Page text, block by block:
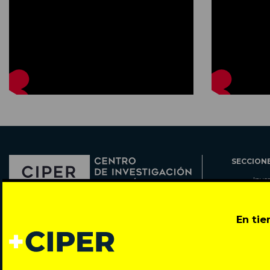
En
José Miguel de la Barra 412, Santiago de Chile
Todos los derechos reservados © 2007-2026